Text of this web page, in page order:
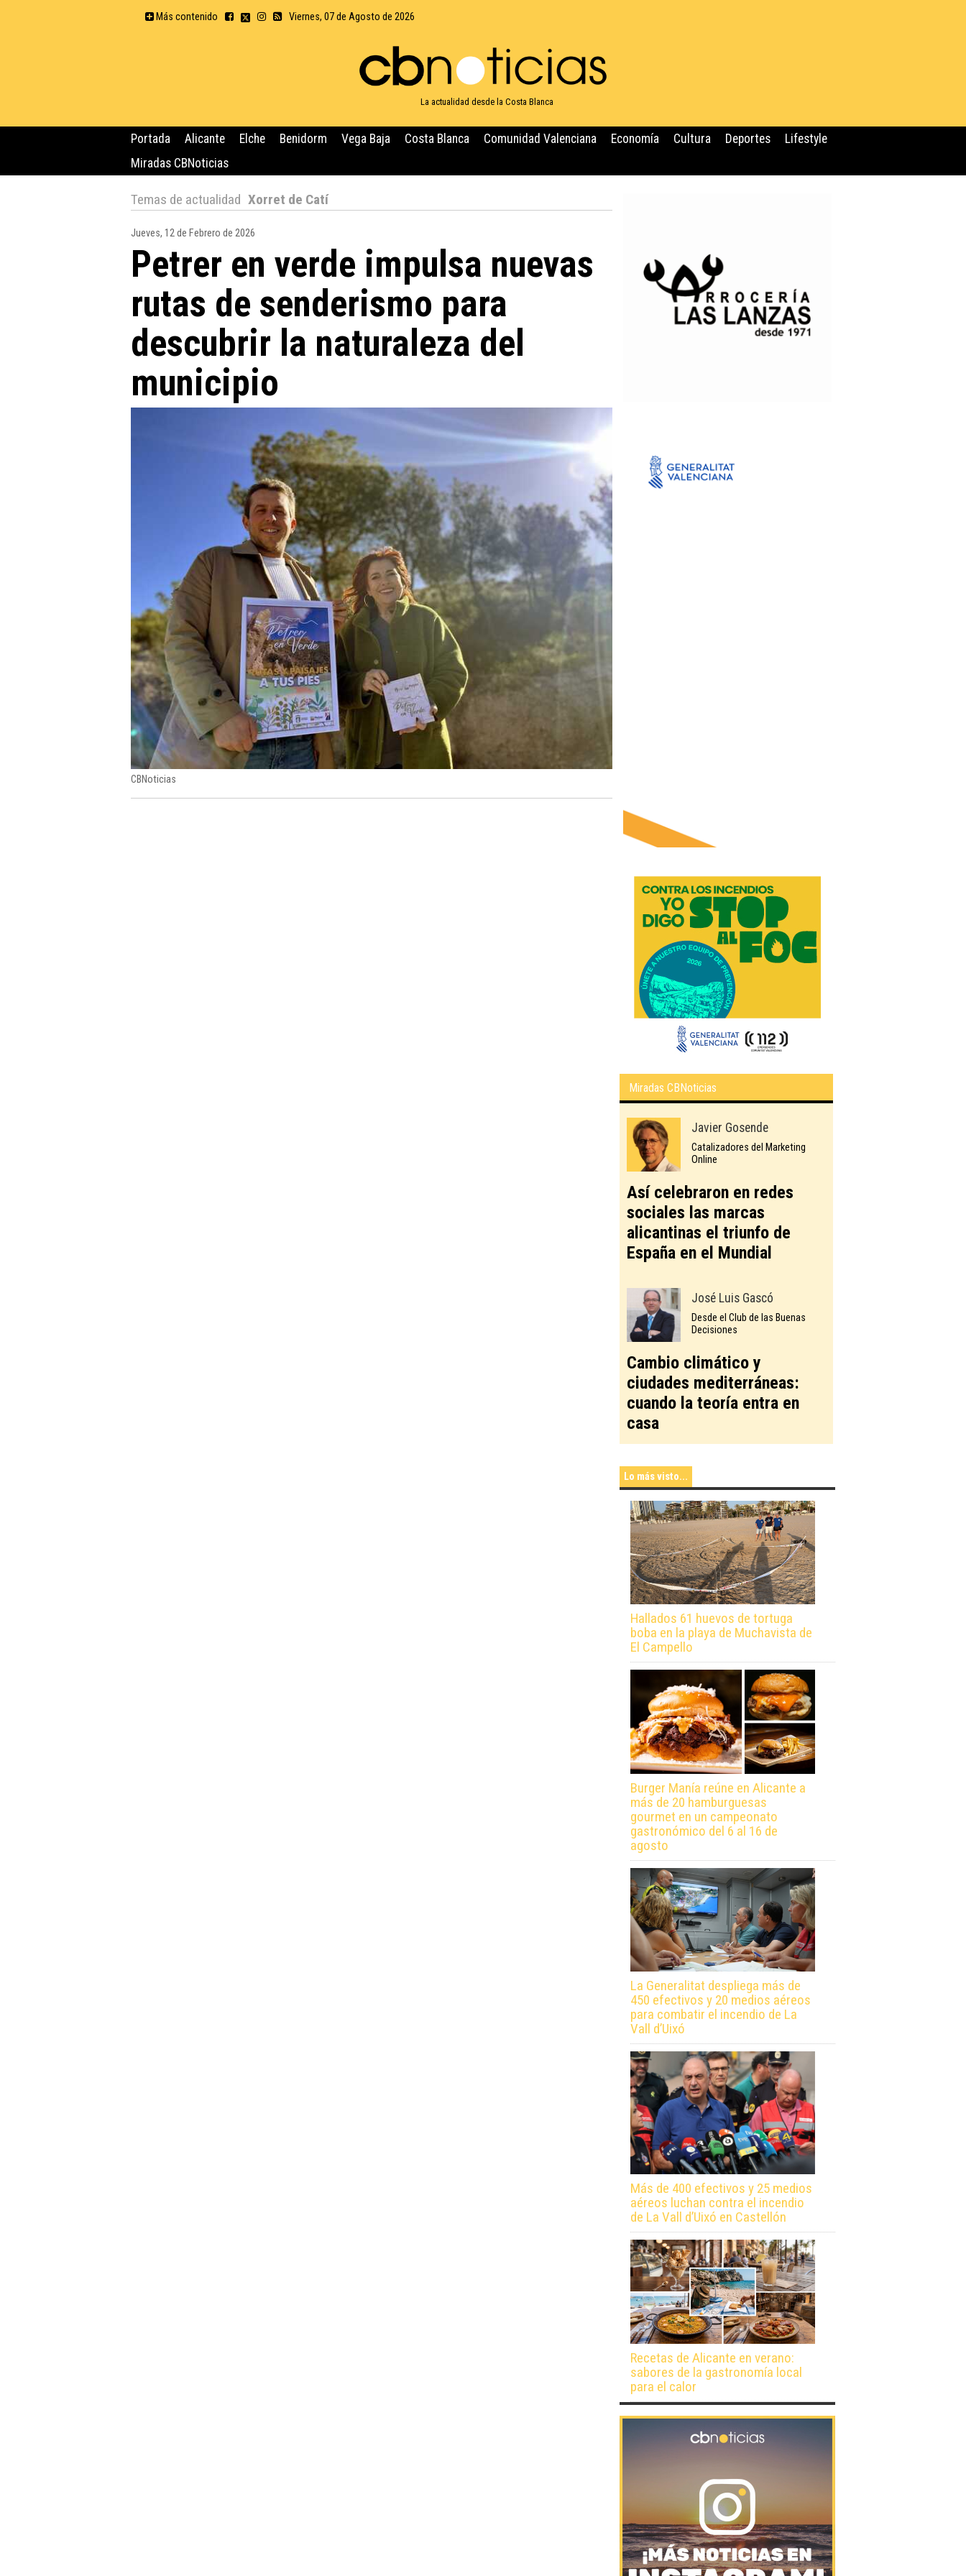
Más contenido Viernes, 07 de Agosto de 2026
La actualidad desde la Costa Blanca
Portada Alicante Elche Benidorm Vega Baja Costa Blanca Comunidad Valenciana Economía Cultura Deportes
Lifestyle
Miradas CBNoticias
Temas de actualidad Xorret de Catí
Jueves, 12 de Febrero de 2026
Petrer en verde impulsa nuevas
rutas de senderismo para
descubrir la naturaleza del
municipio
CBNoticias
Miradas CBNoticias
Javier Gosende
Catalizadores del Marketing
Online
Así celebraron en redes
sociales las marcas
alicantinas el triunfo de
España en el Mundial
José Luis Gascó
Desde el Club de las Buenas
Decisiones
Cambio climático y
ciudades mediterráneas:
cuando la teoría entra en
casa
Lo más visto...
Hallados 61 huevos de tortuga
boba en la playa de Muchavista de
El Campello
Burger Manía reúne en Alicante a
más de 20 hamburguesas
gourmet en un campeonato
gastronómico del 6 al 16 de
agosto
La Generalitat despliega más de
450 efectivos y 20 medios aéreos
para combatir el incendio de La
Vall d’Uixó
Más de 400 efectivos y 25 medios
aéreos luchan contra el incendio
de La Vall d’Uixó en Castellón
Recetas de Alicante en verano:
sabores de la gastronomía local
para el calor